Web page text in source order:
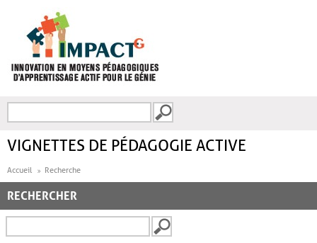
FORMULAIRE DE
VIGNETTES DE PÉDAGOGIE ACTIVE
Accueil Recherche
RECHERCHER